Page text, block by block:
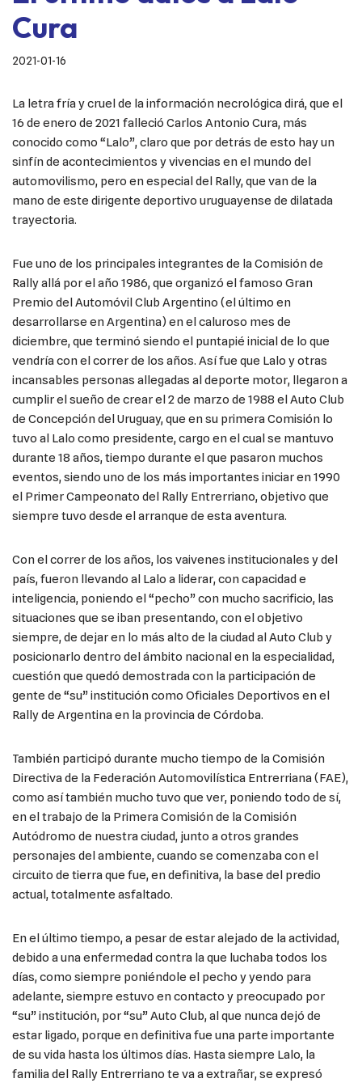
Cura
2021-01-16
La letra fría y cruel de la información necrológica dirá, que el
16 de enero de 2021 falleció Carlos Antonio Cura, más
conocido como “Lalo”, claro que por detrás de esto hay un
sinfín de acontecimientos y vivencias en el mundo del
automovilismo, pero en especial del Rally, que van de la
mano de este dirigente deportivo uruguayense de dilatada
trayectoria.
Fue uno de los principales integrantes de la Comisión de
Rally allá por el año 1986, que organizó el famoso Gran
Premio del Automóvil Club Argentino (el último en
desarrollarse en Argentina) en el caluroso mes de
diciembre, que terminó siendo el puntapié inicial de lo que
vendría con el correr de los años. Así fue que Lalo y otras
incansables personas allegadas al deporte motor, llegaron a
cumplir el sueño de crear el 2 de marzo de 1988 el Auto Club
de Concepción del Uruguay, que en su primera Comisión lo
tuvo al Lalo como presidente, cargo en el cual se mantuvo
durante 18 años, tiempo durante el que pasaron muchos
eventos, siendo uno de los más importantes iniciar en 1990
el Primer Campeonato del Rally Entrerriano, objetivo que
siempre tuvo desde el arranque de esta aventura.
Con el correr de los años, los vaivenes institucionales y del
país, fueron llevando al Lalo a liderar, con capacidad e
inteligencia, poniendo el “pecho” con mucho sacrificio, las
situaciones que se iban presentando, con el objetivo
siempre, de dejar en lo más alto de la ciudad al Auto Club y
posicionarlo dentro del ámbito nacional en la especialidad,
cuestión que quedó demostrada con la participación de
gente de “su” institución como Oficiales Deportivos en el
Rally de Argentina en la provincia de Córdoba.
También participó durante mucho tiempo de la Comisión
Directiva de la Federación Automovilística Entrerriana (FAE),
como así también mucho tuvo que ver, poniendo todo de sí,
en el trabajo de la Primera Comisión de la Comisión
Autódromo de nuestra ciudad, junto a otros grandes
personajes del ambiente, cuando se comenzaba con el
circuito de tierra que fue, en definitiva, la base del predio
actual, totalmente asfaltado.
En el último tiempo, a pesar de estar alejado de la actividad,
debido a una enfermedad contra la que luchaba todos los
días, como siempre poniéndole el pecho y yendo para
adelante, siempre estuvo en contacto y preocupado por
“su” institución, por “su” Auto Club, al que nunca dejó de
estar ligado, porque en definitiva fue una parte importante
de su vida hasta los últimos días. Hasta siempre Lalo, la
familia del Rally Entrerriano te va a extrañar, se expresó